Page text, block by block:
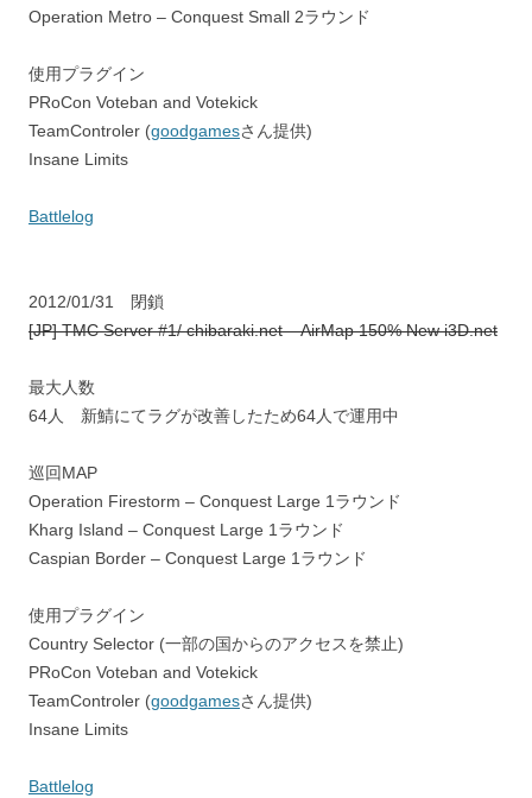
Operation Metro – Conquest Small 2ラウンド
使用プラグイン
PRoCon Voteban and Votekick
TeamControler (goodgamesさん提供)
Insane Limits
Battlelog
2012/01/31 閉鎖
[JP] TMC Server #1/ chibaraki.net – AirMap 150% New i3D.net
最大人数
64人 新鯖にてラグが改善したため64人で運用中
巡回MAP
Operation Firestorm – Conquest Large 1ラウンド
Kharg Island – Conquest Large 1ラウンド
Caspian Border – Conquest Large 1ラウンド
使用プラグイン
Country Selector (一部の国からのアクセスを禁止)
PRoCon Voteban and Votekick
TeamControler (goodgamesさん提供)
Insane Limits
Battlelog